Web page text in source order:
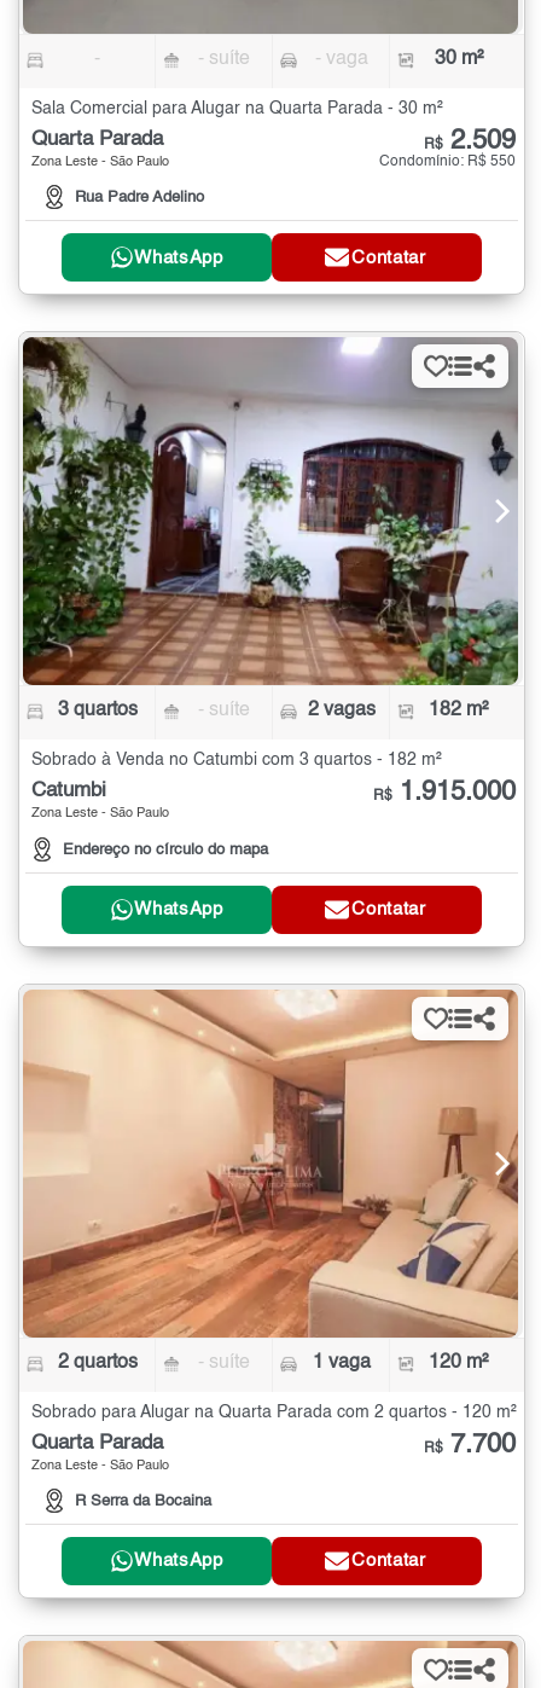
- - suíte - vaga 30 m²
Sala Comercial para Alugar na Quarta Parada - 30 m²
Quarta Parada
Zona Leste - São Paulo
Rua Padre Adelino
R$ 2.509
Condomínio: R$ 550
WhatsApp Contatar
3 quartos - suíte 2 vagas 182 m²
Sobrado à Venda no Catumbi com 3 quartos - 182 m²
Catumbi
Zona Leste - São Paulo
Endereço no círculo do mapa
R$ 1.915.000
WhatsApp Contatar
2 quartos - suíte 1 vaga 120 m²
Sobrado para Alugar na Quarta Parada com 2 quartos - 120 m²
Quarta Parada
Zona Leste - São Paulo
R Serra da Bocaina
R$ 7.700
WhatsApp Contatar